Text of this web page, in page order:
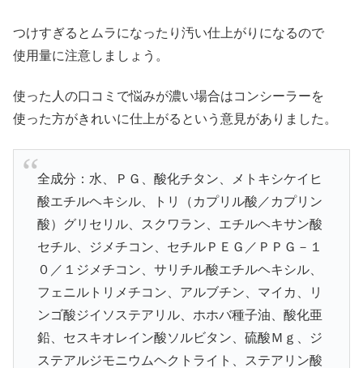
つけすぎるとムラになったり汚い仕上がりになるので
使用量に注意しましょう。
使った人の口コミで悩みが濃い場合はコンシーラーを
使った方がきれいに仕上がるという意見がありました。
全成分：水、ＰＧ、酸化チタン、メトキシケイヒ
酸エチルヘキシル、トリ（カプリル酸／カプリン
酸）グリセリル、スクワラン、エチルヘキサン酸
セチル、ジメチコン、セチルＰＥＧ／ＰＰＧ－１
０／１ジメチコン、サリチル酸エチルヘキシル、
フェニルトリメチコン、アルブチン、マイカ、リ
ンゴ酸ジイソステアリル、ホホバ種子油、酸化亜
鉛、セスキオレイン酸ソルビタン、硫酸Ｍｇ、ジ
ステアルジモニウムヘクトライト、ステアリン酸